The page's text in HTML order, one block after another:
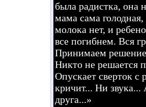
была радистка, она
мама сама голодная,
молока нет, и
все погибнем. Вся
Принимаем
Никто не решается
Опускает сверток с
кричит... Ни
друга...»